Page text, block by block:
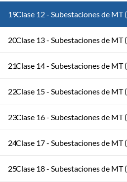
19Clase 12 - Subestaciones de
20Clase 13 - Subestaciones de
21Clase 14 - Subestaciones de
22Clase 15 - Subestaciones de
23Clase 16 - Subestaciones de
24Clase 17 - Subestaciones de
25Clase 18 - Subestaciones de